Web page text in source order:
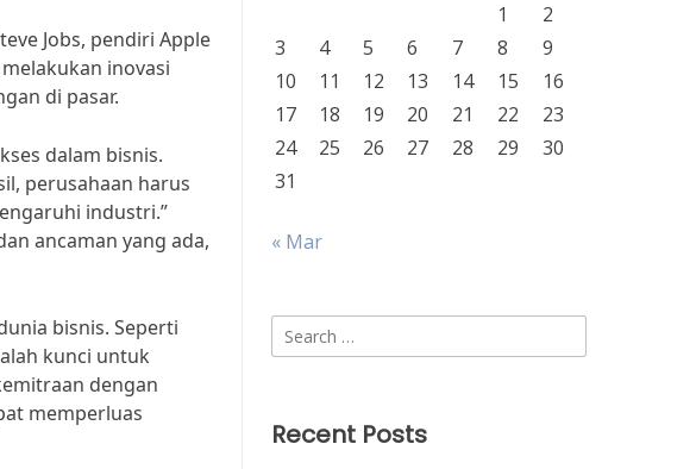
Jobs, pendiri Apple
inovasi
di pasar.
dalam bisnis.
perusahaan harus
industri.”
ancaman yang ada,
bisnis. Seperti
kunci untuk
dengan
memperluas
1
2
3
4 5 6 7 8
9
10
11 12 13 14 15
16
17
18 19 20 21 22
23
24
25 26 27 28 29
30
31
« Mar
Search
for:
Recent Posts